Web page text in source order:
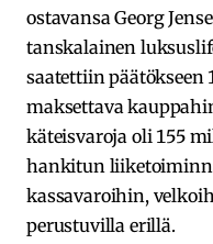
ostavansa Georg
tanskalainen
saatettiin päätökseen
maksettava
käteisvaroja oli 155
hankitun
kassavaroihin,
perustuvilla erillä.